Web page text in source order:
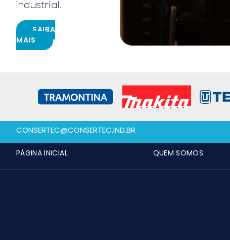
industrial.
SAIBA
MAIS
CONSERTEC@CONSERTEC.IND.BR
PÁGINA INICIAL QUEM SOMOS